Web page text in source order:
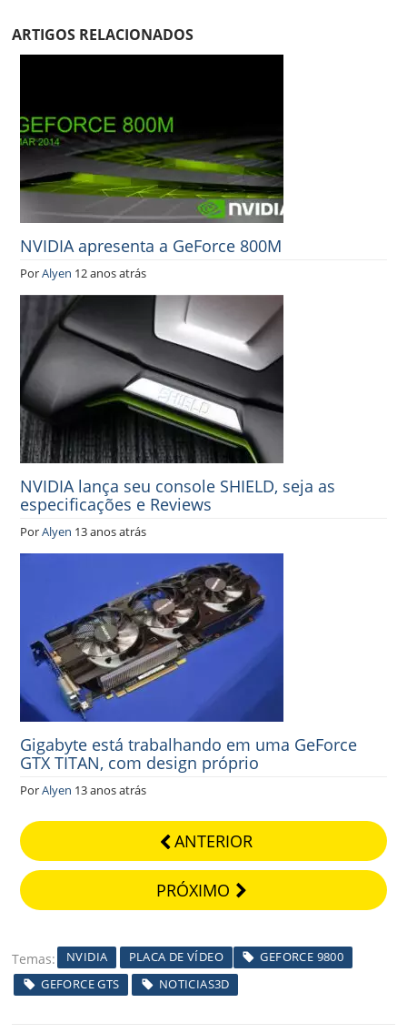
ARTIGOS RELACIONADOS
NVIDIA apresenta a GeForce 800M
PorAlyen 12 anos atrás
NVIDIA lança seu console SHIELD, seja as
especificações e Reviews
PorAlyen 13 anos atrás
Gigabyte está trabalhando em uma GeForce
GTX TITAN, com design próprio
PorAlyen 13 anos atrás
ANTERIOR
PRÓXIMO
Temas NVIDIA PLACA DE VÍDEO
GEFORCE 9800
GEFORCE GTS
NOTICIAS3D